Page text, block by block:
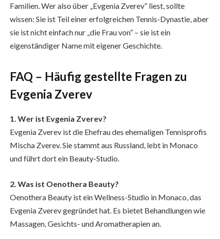
Familien. Wer also über „Evgenia Zverev“ liest, sollte
wissen: Sie ist Teil einer erfolgreichen Tennis-Dynastie, aber
sie ist nicht einfach nur „die Frau von“ – sie ist ein
eigenständiger Name mit eigener Geschichte.
FAQ – Häufig gestellte Fragen zu
Evgenia Zverev
1. Wer ist Evgenia Zverev?
Evgenia Zverev ist die Ehefrau des ehemaligen Tennisprofis
Mischa Zverev. Sie stammt aus Russland, lebt in Monaco
und führt dort ein Beauty-Studio.
2. Was ist Oenothera Beauty?
Oenothera Beauty ist ein Wellness-Studio in Monaco, das
Evgenia Zverev gegründet hat. Es bietet Behandlungen wie
Massagen, Gesichts- und Aromatherapien an.